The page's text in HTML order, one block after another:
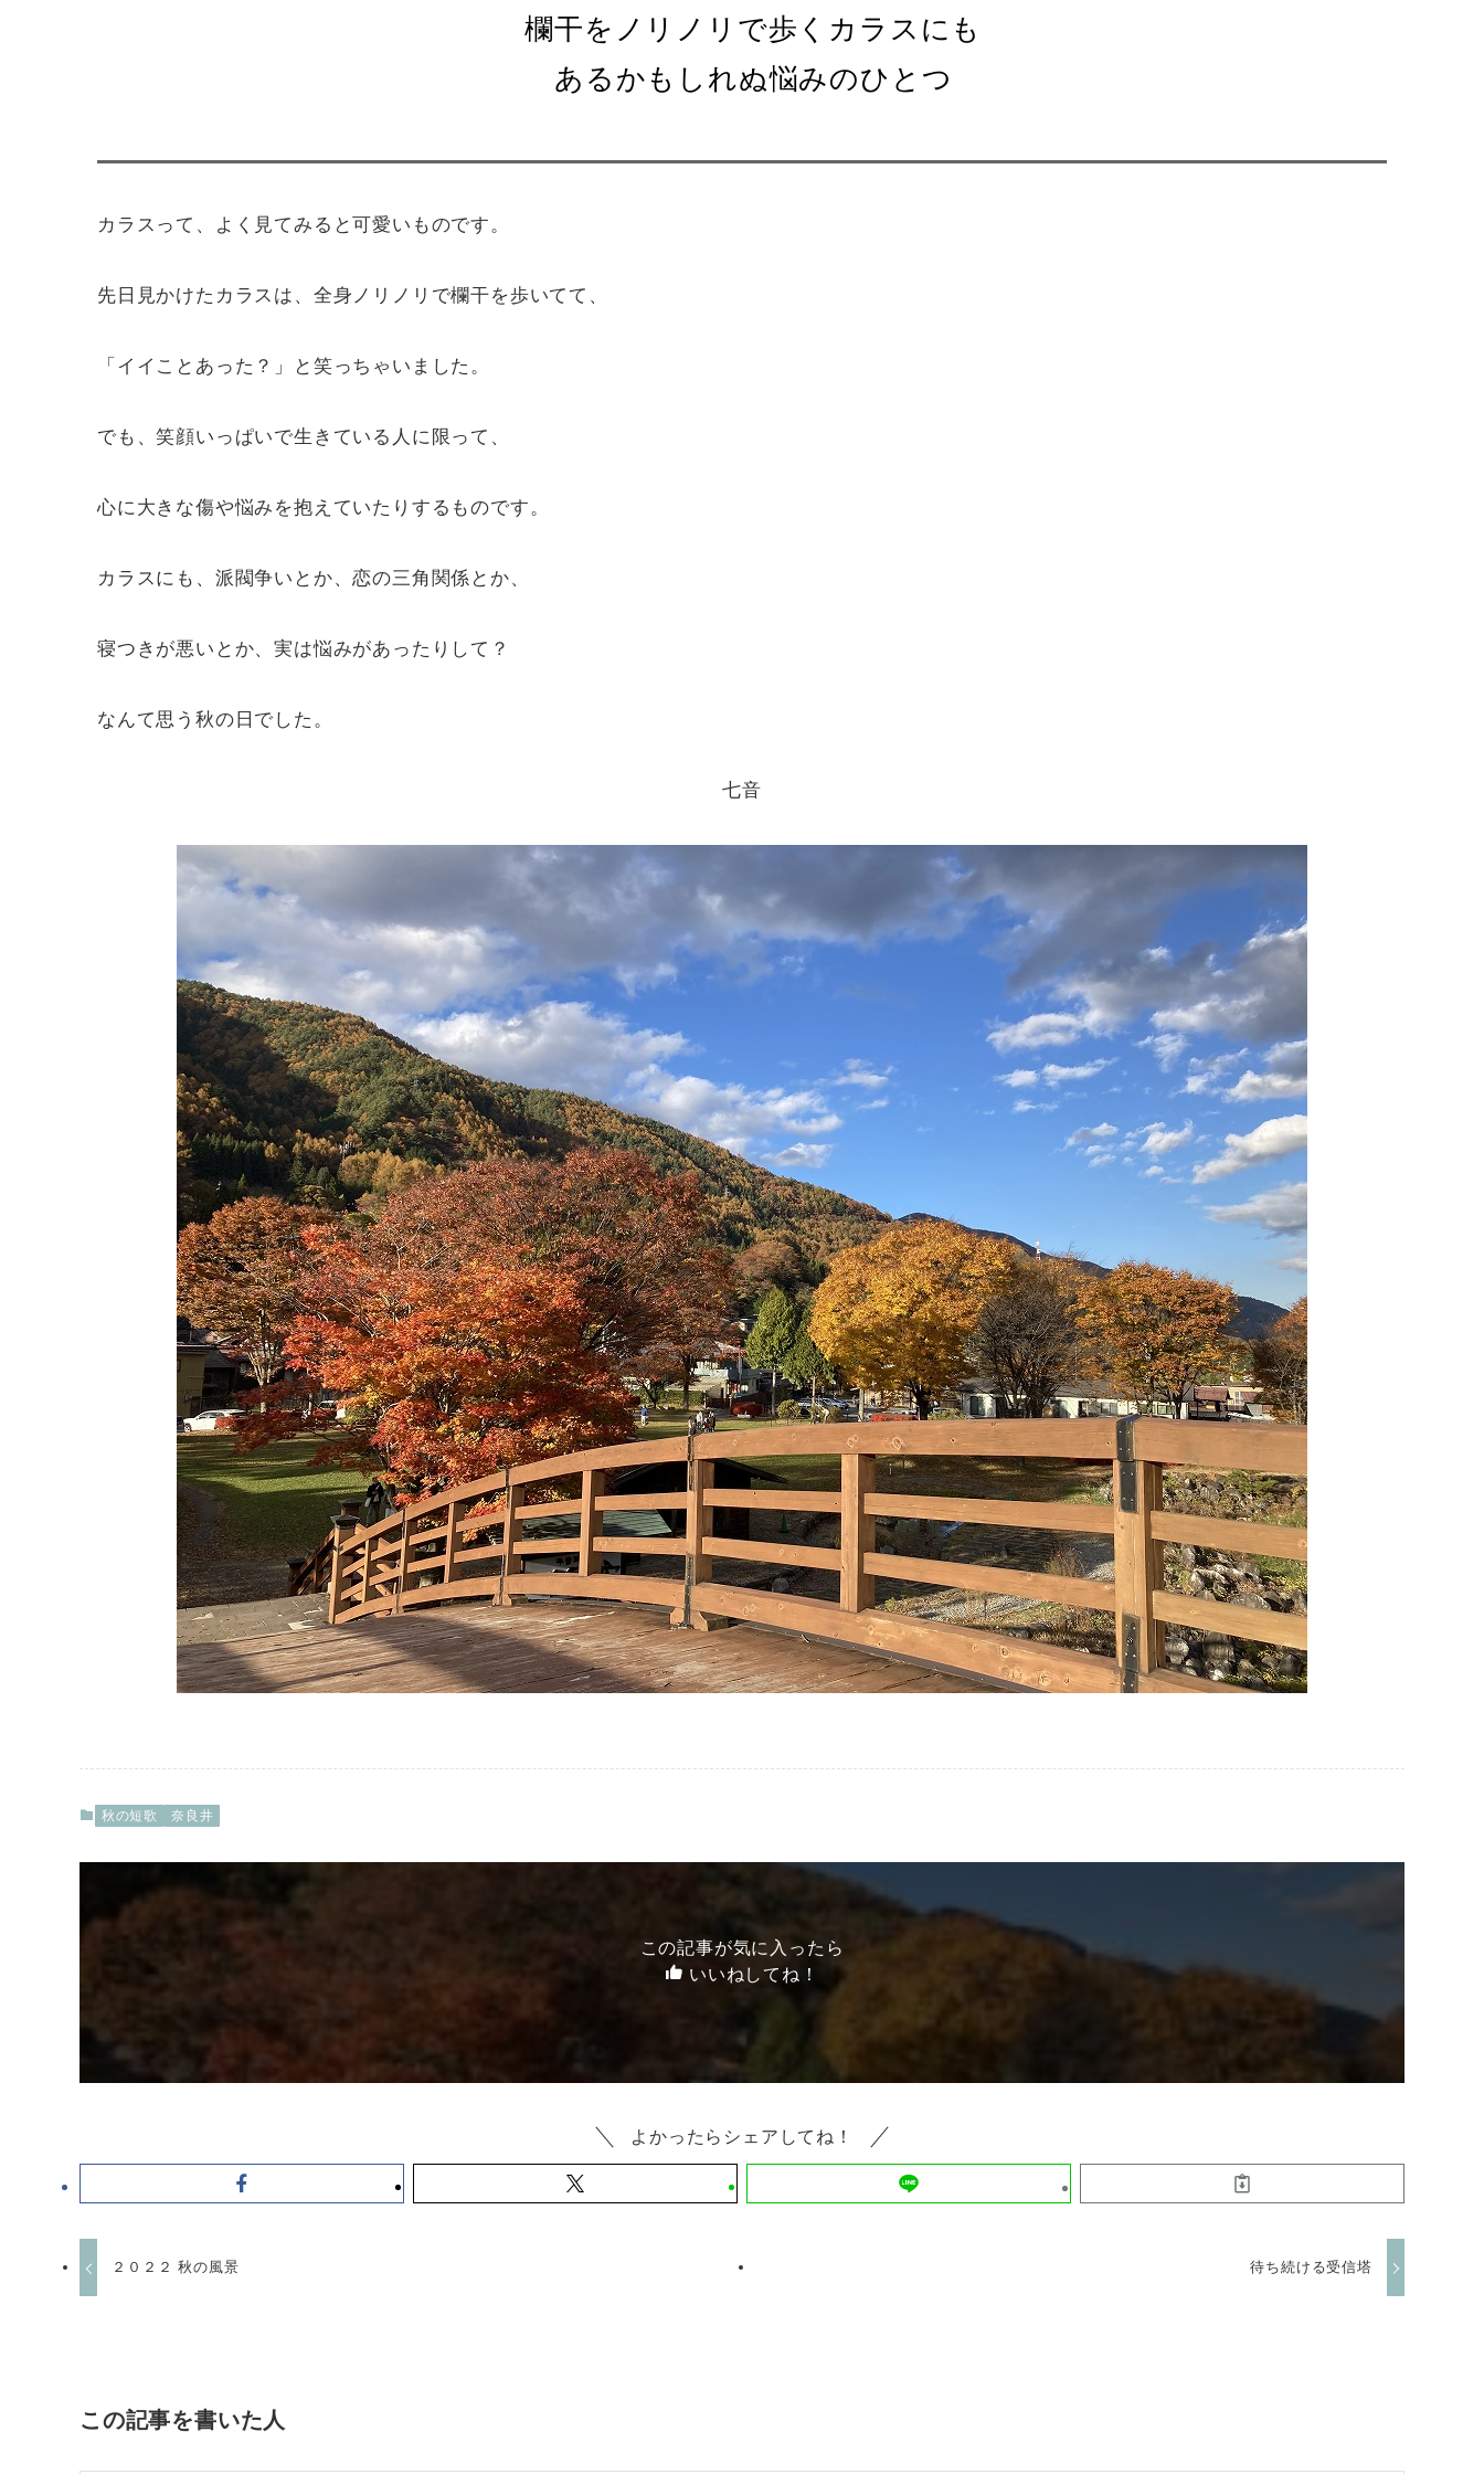
欄干をノリノリで歩くカラスにも
あるかもしれぬ悩みのひとつ
カラスって、よく見てみると可愛いものです。
先日見かけたカラスは、全身ノリノリで欄干を歩いてて、
「イイことあった？」と笑っちゃいました。
でも、笑顔いっぱいで生きている人に限って、
心に大きな傷や悩みを抱えていたりするものです。
カラスにも、派閥争いとか、恋の三角関係とか、
寝つきが悪いとか、実は悩みがあったりして？
なんて思う秋の日でした。
七音
秋の短歌 奈良井
この記事が気に入ったら
いいねしてね！
よかったらシェアしてね！
２０２２ 秋の風景 待ち続ける受信塔
この記事を書いた人